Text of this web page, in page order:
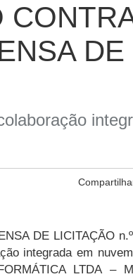
DE LICITAÇÃO
integrada em
LTDA –